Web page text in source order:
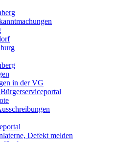
in der VG
Defekt melden